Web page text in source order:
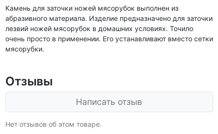
Камень для заточки ножей мясорубок выполнен из
абразивного материала. Изделие предназначено для заточки
лезвий ножей мясорубок в домашних условиях. Точило
очень просто в применении. Его устанавливают вместо сетки
мясорубки.
Отзывы
Написать отзыв
Нет отзывов об этом товаре.